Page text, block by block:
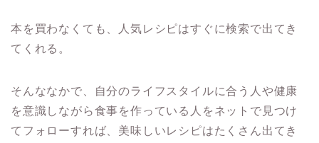
本を買わなくても、人気レシピはすぐに検索で出てき
てくれる。
そんななかで、自分のライフスタイルに合う人や健康
を意識しながら食事を作っている人をネットで見つけ
てフォローすれば、美味しいレシピはたくさん出てき